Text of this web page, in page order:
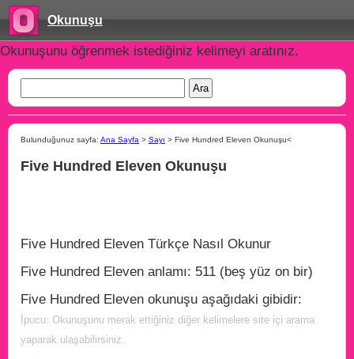
Okunuşu
Okunuşunu öğrenmek istediğiniz kelimeyi aratınız.
Bulunduğunuz sayfa: Ana Sayfa > Sayı > Five Hundred Eleven Okunuşu<
Five Hundred Eleven Okunuşu
Five Hundred Eleven Türkçe Nasıl Okunur
Five Hundred Eleven anlamı: 511 (beş yüz on bir)
Five Hundred Eleven okunuşu aşağıdaki gibidir:
İpucu: Okunuşunu merak ettiğiniz diğer kelimelere site içi arama
yaparak ulaşabilirsiniz.